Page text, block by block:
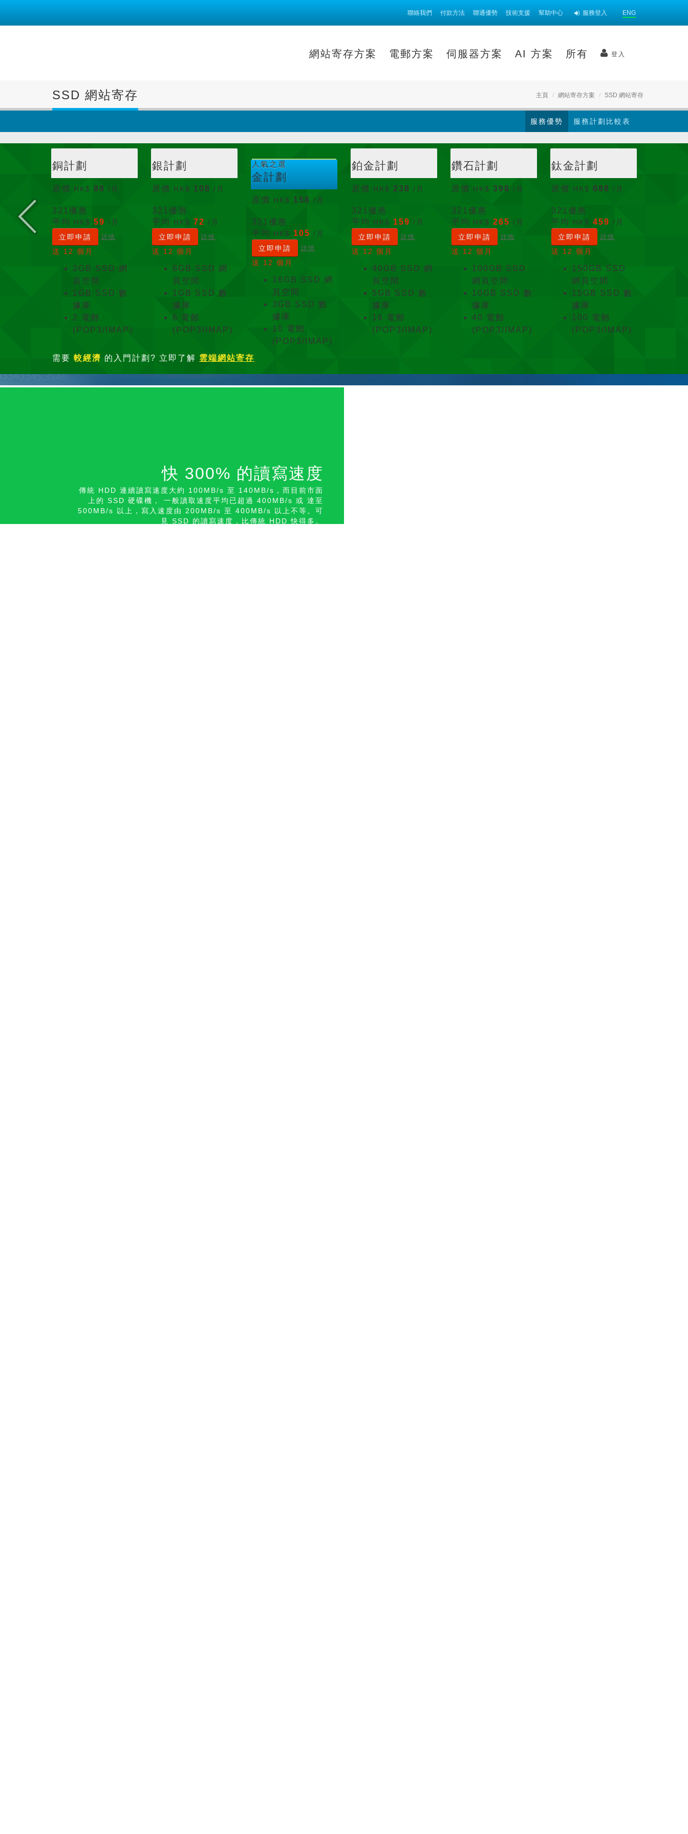
聯絡我們 付款方法 聯通優勢 技術支援 幫助中心 服務登入 ENG
網站寄存方案 電郵方案 伺服器方案 AI 方案 所有 登入
主頁 網站寄存方案 SSD 網站寄存
SSD 網站寄存
服務計劃比較表
服務優勢
銅計劃
原價 HK$ 88 /月
321 優惠
平均
HK$ 59 /月
立即申請 詳情
送 12 個月
2GB SSD 網
頁空間
1GB SSD 數
據庫
2 電郵
(POP3/IMAP)
銀計劃
原價 HK$ 108 /月
321 優惠
平均
HK$ 72 /月
立即申請 詳情
送 12 個月
6GB SSD 網
頁空間
1GB SSD 數
據庫
6 電郵
(POP3/IMAP)
人氣之選
金計劃
原價 HK$ 158 /月
321 優惠
平均
HK$ 105 /月
立即申請 詳情
送 12 個月
16GB SSD 網
頁空間
3GB SSD 數
據庫
10 電郵
(POP3/IMAP)
鉑金計劃
原價 HK$ 238 /月
321 優惠
平均
HK$ 159 /月
立即申請 詳情
送 12 個月
40GB SSD 網
頁空間
5GB SSD 數
據庫
16 電郵
(POP3/IMAP)
鑽石計劃
原價 HK$ 398 /月
321 優惠
平均
HK$ 265 /月
立即申請 詳情
送 12 個月
100GB SSD
網頁空間
10GB SSD 數
據庫
40 電郵
(POP3/IMAP)
鈦金計劃
原價 HK$ 688 /月
321 優惠
平均
HK$ 459 /月
立即申請 詳情
送 12 個月
150GB SSD
網頁空間
15GB SSD 數
據庫
100 電郵
(POP3/IMAP)
需要 較經濟 的入門計劃? 立即了解 雲端網站寄存
快 300% 的讀寫速度
傳統 HDD 連續讀寫速度大約 100MB/s 至 140MB/s，而目前市面
上的 SSD 硬碟機， 一般讀取速度平均已超過 400MB/s 或 達至
500MB/s 以上，寫入速度由 200MB/s 至 400MB/s 以上不等。可
見 SSD 的讀寫速度，比傳統 HDD 快得多。